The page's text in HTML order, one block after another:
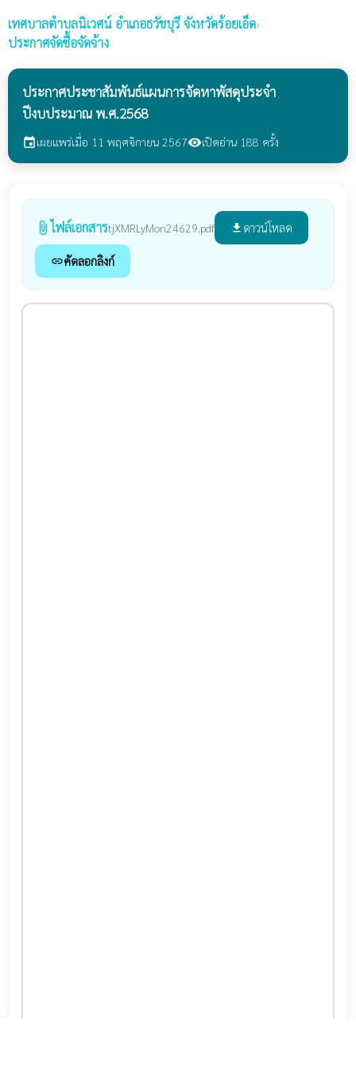
เทศบาลตำบลนิเวศน์ อำเภอธวัชบุรี จังหวัดร้อยเอ็ด›
ประกาศจัดซื้อจัดจ้าง
ประกาศประชาสัมพันธ์แผนการจัดหาพัสดุประจำ
ปีงบประมาณ พ.ศ.2568
eventเผยแพร่เมื่อ 11 พฤศจิกายน 2567visibilityเปิดอ่าน 188 ครั้ง
attach_file ไฟล์เอกสารtjXMRLyMon24629.pdf file_download ดาวน์โหลด
linkคัดลอกลิงก์